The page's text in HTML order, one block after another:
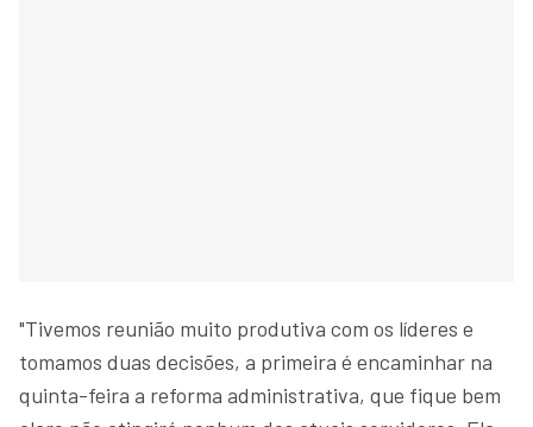
"Tivemos reunião muito produtiva com os líderes e
tomamos duas decisões, a primeira é encaminhar na
quinta-feira a reforma administrativa, que fique bem